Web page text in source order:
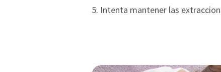
Intenta mantener las